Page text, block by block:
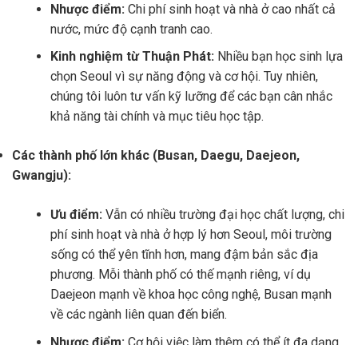
Nhược điểm: Chi phí sinh hoạt và nhà ở cao nhất cả
nước, mức độ cạnh tranh cao.
Kinh nghiệm từ Thuận Phát: Nhiều bạn học sinh lựa
chọn Seoul vì sự năng động và cơ hội. Tuy nhiên,
chúng tôi luôn tư vấn kỹ lưỡng để các bạn cân nhắc
khả năng tài chính và mục tiêu học tập.
Các thành phố lớn khác (Busan, Daegu, Daejeon,
Gwangju):
Ưu điểm: Vẫn có nhiều trường đại học chất lượng, chi
phí sinh hoạt và nhà ở hợp lý hơn Seoul, môi trường
sống có thể yên tĩnh hơn, mang đậm bản sắc địa
phương. Mỗi thành phố có thế mạnh riêng, ví dụ
Daejeon mạnh về khoa học công nghệ, Busan mạnh
về các ngành liên quan đến biển.